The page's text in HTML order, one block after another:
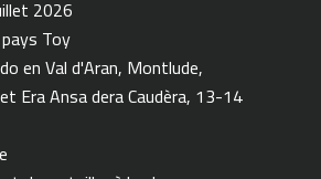
2026
Toy
en Val d'Aran, Montlude,
Era Ansa dera Caudèra, 13-14